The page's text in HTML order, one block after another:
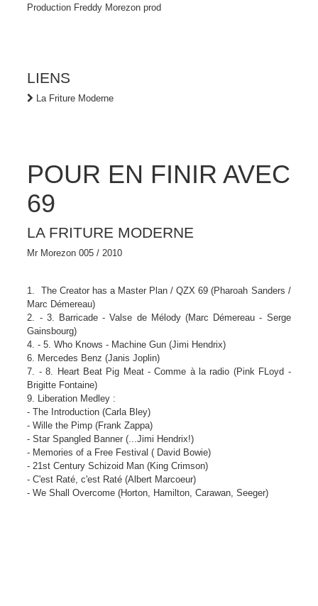
Production Freddy Morezon prod
LIENS
La Friture Moderne
POUR EN FINIR AVEC
69
LA FRITURE MODERNE
Mr Morezon 005 / 2010
1. The Creator has a Master Plan / QZX 69 (Pharoah Sanders /
Marc Démereau)
2. - 3. Barricade - Valse de Mélody (Marc Démereau - Serge
Gainsbourg)
4. - 5. Who Knows - Machine Gun (Jimi Hendrix)
6. Mercedes Benz (Janis Joplin)
7. - 8. Heart Beat Pig Meat - Comme à la radio (Pink FLoyd -
Brigitte Fontaine)
9. Liberation Medley :
- The Introduction (Carla Bley)
- Wille the Pimp (Frank Zappa)
- Star Spangled Banner (...Jimi Hendrix!)
- Memories of a Free Festival ( David Bowie)
- 21st Century Schizoid Man (King Crimson)
- C'est Raté, c'est Raté (Albert Marcoeur)
- We Shall Overcome (Horton, Hamilton, Carawan, Seeger)